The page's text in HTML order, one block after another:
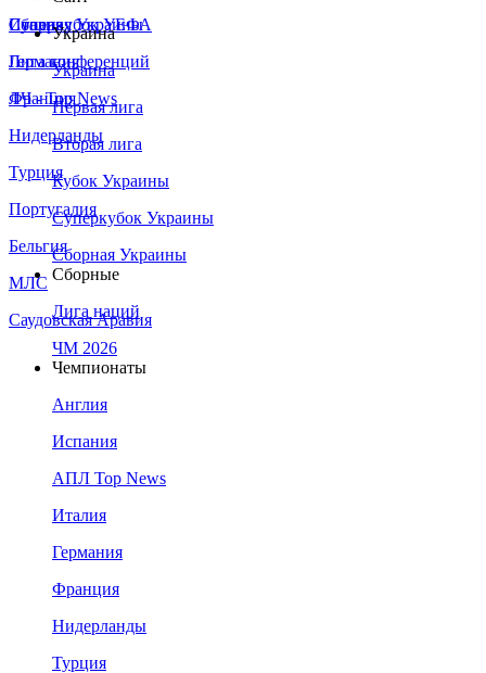
Сборная Украины
Италия
Германия
Франция
Нидерланды
Турция
Португалия
Бельгия
МЛС
Саудовская Аравия
Суперкубок УЕФА
Лига конференций
ЛЧ - Top News
Украина
Украина
Первая лига
Вторая лига
Кубок Украины
Суперкубок Украины
Сборная Украины
Сборные
Лига наций
ЧМ 2026
Чемпионаты
Англия
Испания
АПЛ Top News
Италия
Германия
Франция
Нидерланды
Турция